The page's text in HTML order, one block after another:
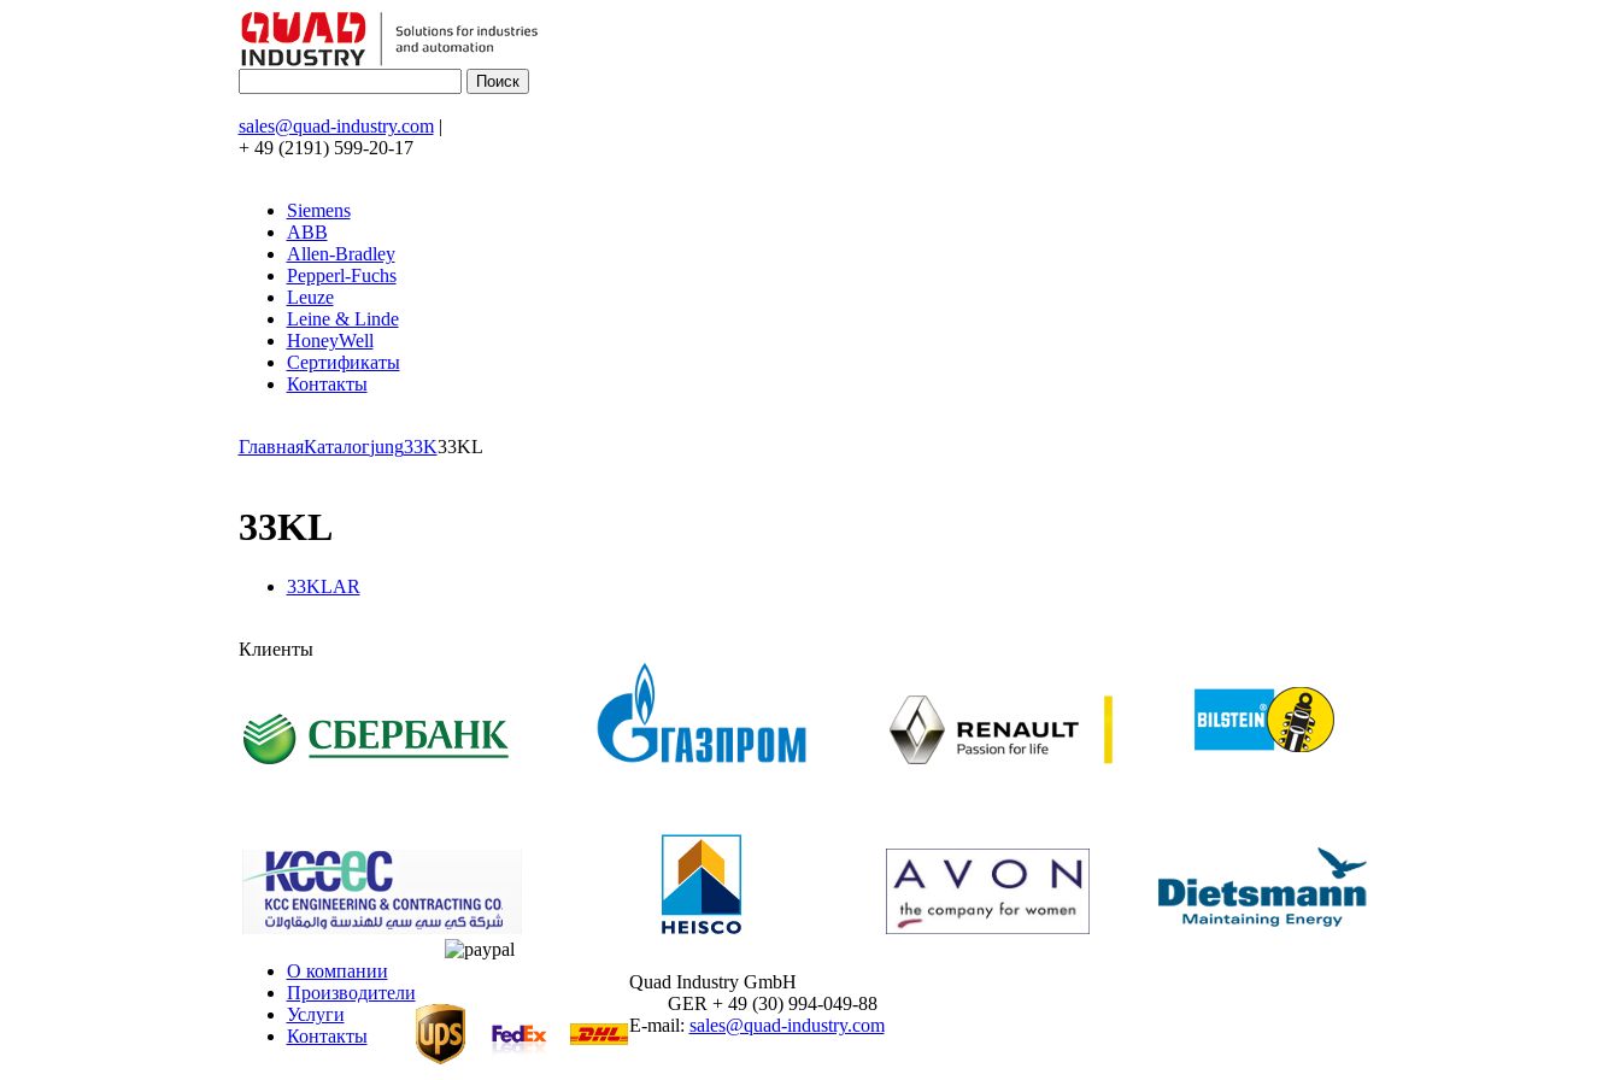
sales@quad-industry.com|
+ 49 (2191) 599-20-17
Siemens
ABB
Allen-Bradley
Pepperl-Fuchs
Leuze
Leine & Linde
HoneyWell
Сертификаты
Контакты
ГлавнаяКаталогjung33K33KL
33KL
33KLAR
Клиенты
О компании
Производители
Услуги
Контакты
Quad Industry GmbH
GER + 49 (30) 994-049-88
E-mail: sales@quad-industry.com